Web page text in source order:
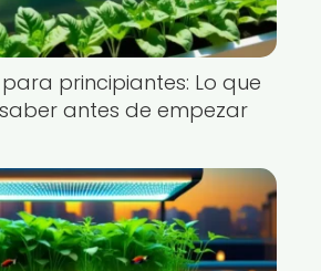
principiantes: Lo que
antes de empezar